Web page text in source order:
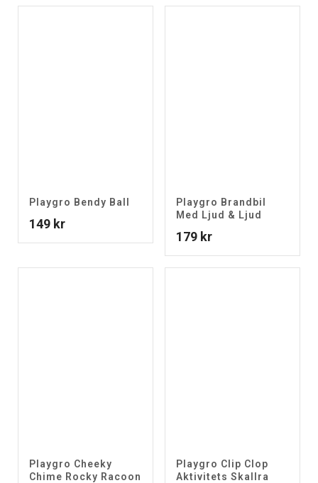
Playgro Bendy Ball
149 kr
Playgro Brandbil
Med Ljud & Ljud
179 kr
Playgro Cheeky
Chime Rocky Racoon
Playgro Clip Clop
Aktivitets Skallra